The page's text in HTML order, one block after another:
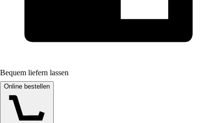
Bequem liefern lassen
Online bestellen